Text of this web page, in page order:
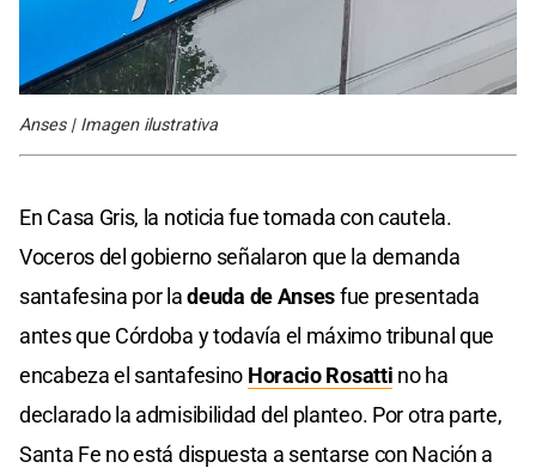
Anses | Imagen ilustrativa
En Casa Gris, la noticia fue tomada con cautela.
Voceros del gobierno señalaron que la demanda
santafesina por ladeuda de Ansesfue presentada
antes que Córdoba y todavía el máximo tribunal que
encabeza el santafesino Horacio Rosatti no ha
declarado la admisibilidad del planteo. Por otra parte,
Santa Fe no está dispuesta a sentarse con Nación a